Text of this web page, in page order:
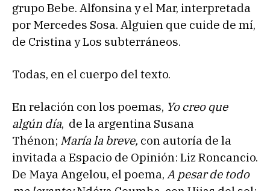
grupo Bebe. Alfonsina y el Mar, interpretada
por Mercedes Sosa. Alguien que cuide de mí,
de Cristina y Los subterráneos.
Todas, en el cuerpo del texto.
En relación con los poemas, Yo creo que
algún día, de la argentina Susana
Thénon; María la breve, con autoría de la
invitada a Espacio de Opinión: Liz Roncancio.
De Maya Angelou, el poema, A pesar de todo